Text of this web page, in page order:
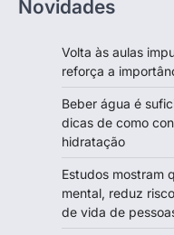
Novidades
Volta às aulas
reforça a
Beber água é
dicas de como
hidratação
Estudos mostram
mental, reduz
de vida de